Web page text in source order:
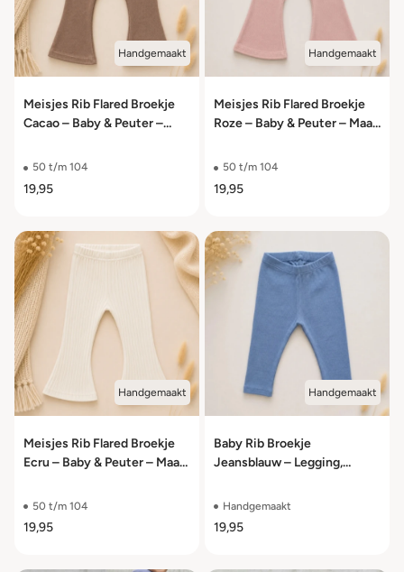
Handgemaakt
Meisjes Rib Flared Broekje
Cacao – Baby & Peuter –
50 t/m 104
19,95
Handgemaakt
Meisjes Rib Flared Broekje
Roze – Baby & Peuter – Maat
50 t/m 104
19,95
Handgemaakt
Meisjes Rib Flared Broekje
Ecru – Baby & Peuter – Maat
50 t/m 104
19,95
Handgemaakt
Baby Rib Broekje
Jeansblauw – Legging,
50/56 t/m 98/104
Handgemaakt
19,95